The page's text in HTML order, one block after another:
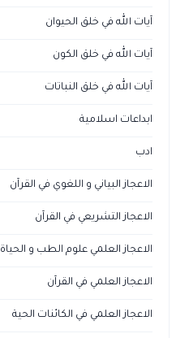
آيات الله في خلق الحيوان
آيات الله في خلق الكون
آيات الله في خلق النباتات
ابداعات اسلامية
ادب
الاعجاز البياني و اللغوي في القرآن
الاعجاز التشريعي في القرآن
الاعجاز العلمي علوم الطب و الحياة
الاعجاز العلمي في القرآن
الاعجاز العلمي في الكائنات الحية